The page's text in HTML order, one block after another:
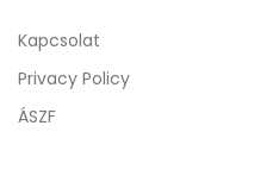
Kapcsolat
Privacy Policy
ÁSZF